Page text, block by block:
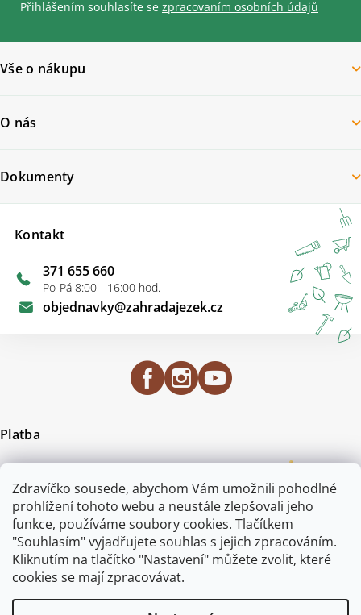
Zdravíčko sousede, abychom Vám umožnili pohodlné
prohlížení tohoto webu a neustále zlepšovali jeho
funkce, používáme soubory cookies. Tlačítkem
"Souhlasím" vyjadřujete souhlas s jejich zpracováním.
Kliknutím na tlačítko "Nastavení" můžete zvolit, které
cookies se mají zpracovávat.
Přihlášením souhlasíte se zpracovaním osobních údajů
Vše o nákupu
O nás
Kontakt
objednavky@zahradajezek.cz
371 655 660
Po-Pá 8:00 - 16:00 hod.
Dokumenty
Platba
Certifikace